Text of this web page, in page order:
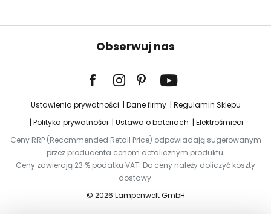
Obserwuj nas
Ustawienia prywatności Dane firmy
Regulamin Sklepu
Polityka prywatności
Ustawa o bateriach
Elektrośmieci
Ceny RRP (Recommended Retail Price) odpowiadają sugerowanym
przez producenta cenom detalicznym produktu.
Ceny zawierają 23 % podatku VAT. Do ceny należy doliczyć koszty
dostawy.
© 2026 Lampenwelt GmbH